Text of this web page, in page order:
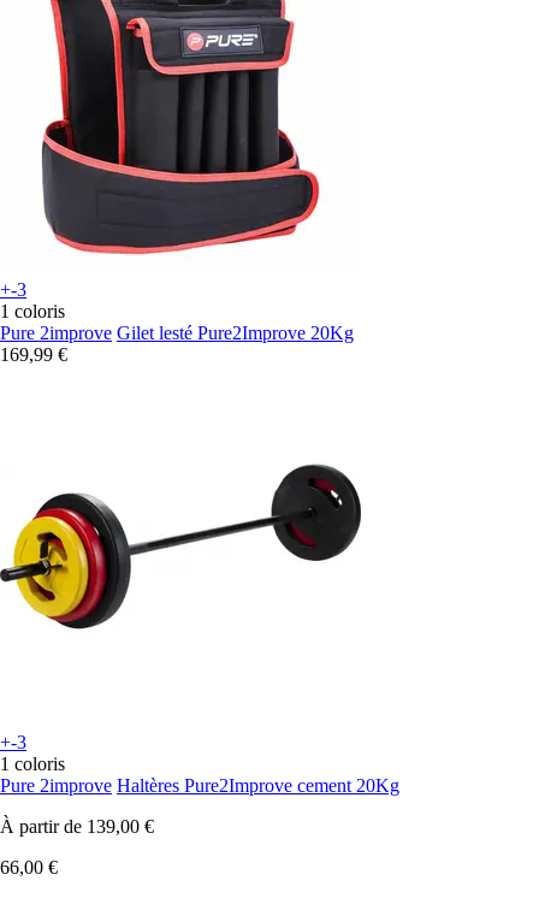
+-3
1 coloris
Pure 2improve Gilet lesté Pure2Improve 20Kg
169,99 €
+-3
1 coloris
Pure 2improve Haltères Pure2Improve cement 20Kg
À partir de 139,00 €
66,00 €